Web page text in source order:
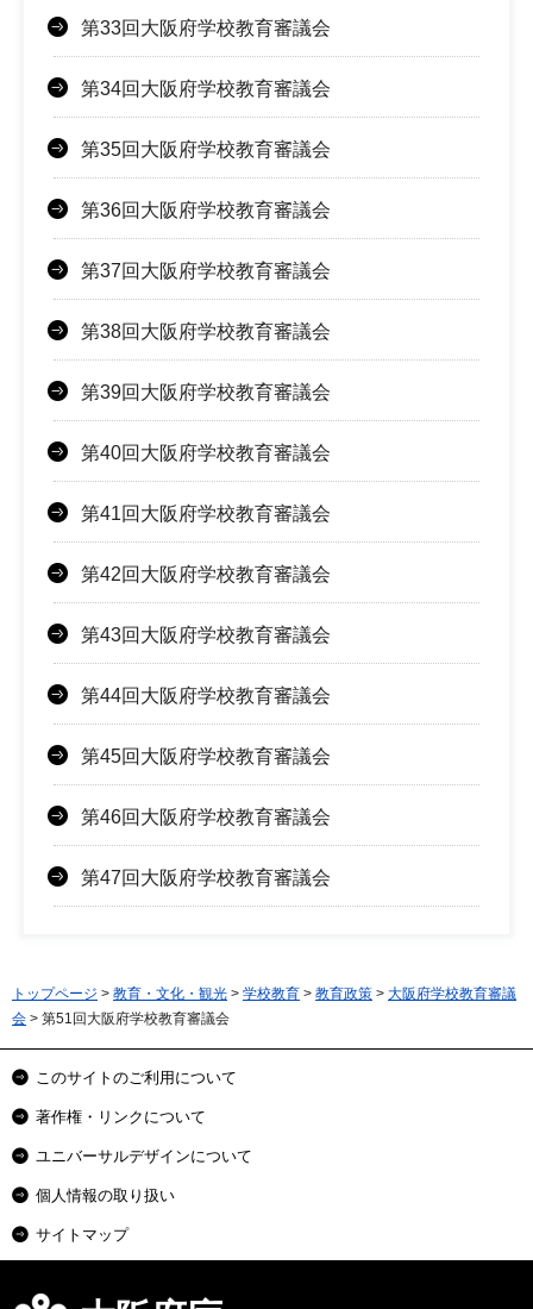
第33回大阪府学校教育審議会
第34回大阪府学校教育審議会
第35回大阪府学校教育審議会
第36回大阪府学校教育審議会
第37回大阪府学校教育審議会
第38回大阪府学校教育審議会
第39回大阪府学校教育審議会
第40回大阪府学校教育審議会
第41回大阪府学校教育審議会
第42回大阪府学校教育審議会
第43回大阪府学校教育審議会
第44回大阪府学校教育審議会
第45回大阪府学校教育審議会
第46回大阪府学校教育審議会
第47回大阪府学校教育審議会
トップページ > 教育・文化・観光 > 学校教育 > 教育政策 > 大阪府学校教育審議
会 > 第51回大阪府学校教育審議会
このサイトのご利用について
著作権・リンクについて
ユニバーサルデザインについて
個人情報の取り扱い
サイトマップ